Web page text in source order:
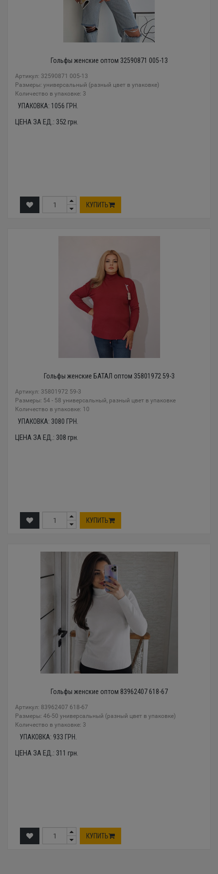
Гольфы женские оптом 32590871 005-13
Артикул: 32590871 005-13
Размеры: универсальный (разный цвет в упаковке)
Количество в упаковке: 3
УПАКОВКА: 1056 ГРН.
ЦЕНА ЗА ЕД.: 352грн.
КУПИТЬ
Гольфы женские БАТАЛ оптом 35801972 59-3
Артикул: 35801972 59-3
Размеры: 54 - 58 универсальный, разный цвет в упаковке
Количество в упаковке: 10
УПАКОВКА: 3080 ГРН.
ЦЕНА ЗА ЕД.: 308 грн.
КУПИТЬ
Гольфы женские оптом 83962407 618-67
Артикул: 83962407 618-67
Размеры: 46-50 универсальный (разный цвет в упаковке)
Количество в упаковке: 3
УПАКОВКА: 933 ГРН.
ЦЕНА ЗА ЕД.: 311 грн.
КУПИТЬ